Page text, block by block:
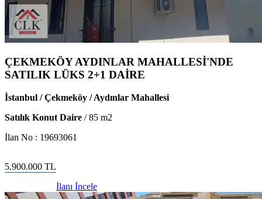
ÇEKMEKÖY AYDINLAR MAHALLESİ'NDE
SATILIK LÜKS 2+1 DAİRE
İstanbul / Çekmeköy / Aydınlar Mahallesi
Satılık Konut Daire /85 m2
İlan No : 19693061
5.900.000 TL
İlanı İncele